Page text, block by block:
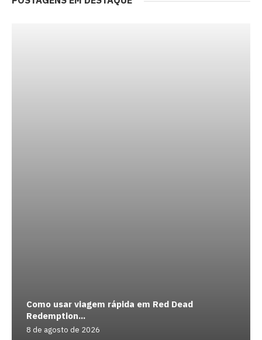
Como usar viagem rápida em Red Dead
Redemption...
8 de agosto de 2026